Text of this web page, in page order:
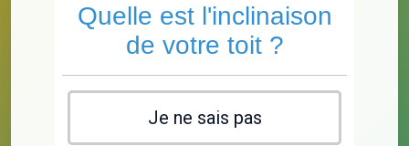
Quelle est l'inclinaison
de votre toit ?
Je ne sais pas